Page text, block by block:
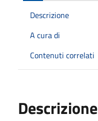
Descrizione
A cura di
Contenuti correlati
Descrizione